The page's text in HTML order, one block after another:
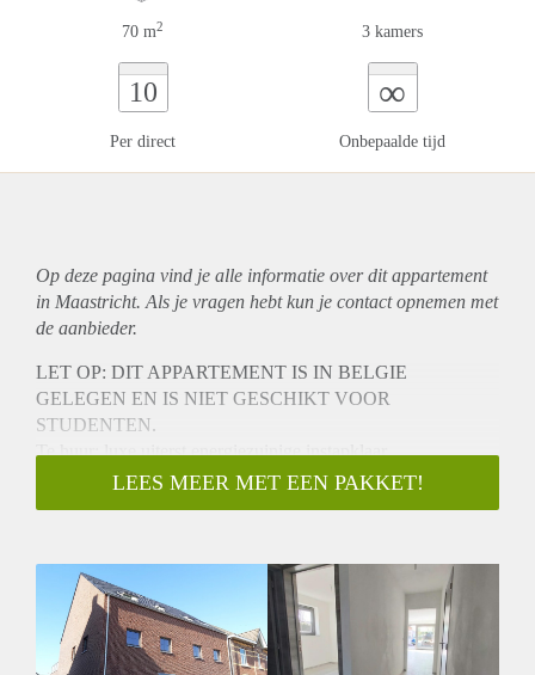
70 m2 3 kamers
10
Per direct
∞
Onbepaalde tijd
Op deze pagina vind je alle informatie over ditappartement
in Maastricht. Als je vragen hebt kun je contact opnemen met
de aanbieder.
LET OP: DIT APPARTEMENT IS IN BELGIE
GELEGEN EN IS NIET GESCHIKT VOOR
STUDENTEN.
Te huur: luxe uiterst energiezuinige instapklaar
NIEUWBOUW appartement met 2 slaapkamers en tuin
gelegen aan de Maaseikersteenweg in Smeermaas (Lanaken)
Het betreft een gelijkvloers appartementen met tuin in een
klein complex van 4 wooneenheden. Aan de achterzijde van
het complex zijn er voor ieder appartement een 2 tal privé
parkeerplaatsen beschikbaar op een afgesloten terrein. Naast
LEES MEER MET EEN PAKKET!